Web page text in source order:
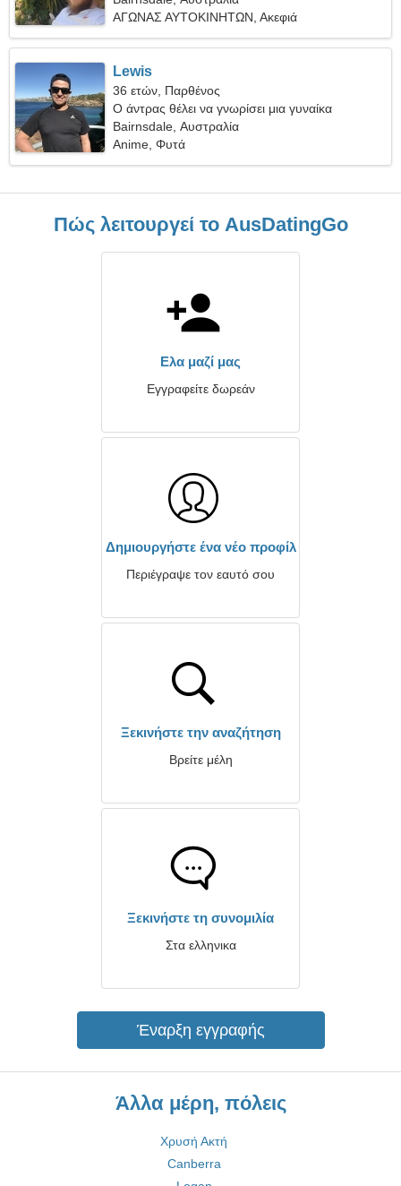
ΑΓΩΝΑΣ ΑΥΤΟΚΙΝΗΤΩΝ, Ακεφιά
Lewis
36 ετών, Παρθένος
Ο άντρας θέλει να γνωρίσει μια γυναίκα
Bairnsdale, Αυστραλία
Anime, Φυτά
Πώς λειτουργεί το AusDatingGo
Ελα μαζί μας
Εγγραφείτε δωρεάν
Δημιουργήστε ένα νέο προφίλ
Περιέγραψε τον εαυτό σου
Ξεκινήστε την αναζήτηση
Βρείτε μέλη
Ξεκινήστε τη συνομιλία
Στα ελληνικα
Έναρξη εγγραφής
Άλλα μέρη, πόλεις
Χρυσή Ακτή
Canberra